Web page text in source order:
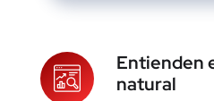
Entienden
natural